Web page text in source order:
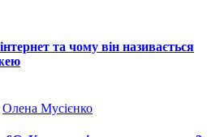
та чому він називається
Олена Мусієнко